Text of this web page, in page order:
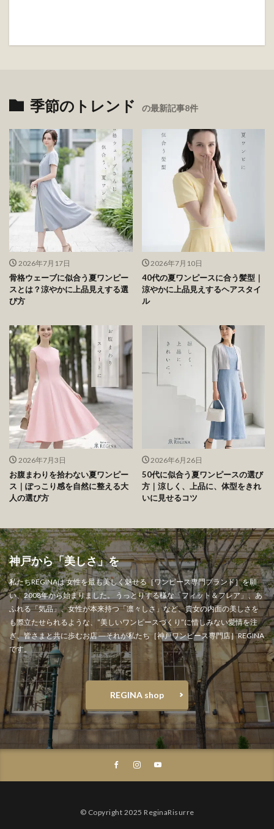
季節のトレンド の最新記事8件
2026年7月17日
骨格ウェーブに似合う夏ワンピー
スとは？涼やかに上品見えする選
び方
2026年7月10日
40代の夏ワンピースに合う髪型｜
涼やかに上品見えするヘアスタイ
ル
2026年7月3日
お腹まわりを拾わない夏ワンピー
ス｜ぽっこり感を自然に整える大
人の選び方
2026年6月26日
50代に似合う夏ワンピースの選び
方｜涼しく、上品に、体型をきれ
いに見せるコツ
神戸から「美しさ」を" width="1000" height="1000" >
神戸から「美しさ」を
私たちREGINAは 女性を最も美しく魅せる［ワンピース専門ブランド］を願
い、2008年から始まりました。 うっとりする様な「フィット＆フレア」、あ
ふれる「気品」、女性が本来持つ「凛々しさ」など、貴女の内面の美しさを
も際立たせられるような、”美しいワンピースづくり”に惜しみない愛情を注
ぎ、皆さまと共に歩むお店 ―それが私たち［神戸ワンピース専門店］REGINA
です。
REGINA shop
© Copyright 2025 ReginaRisurre